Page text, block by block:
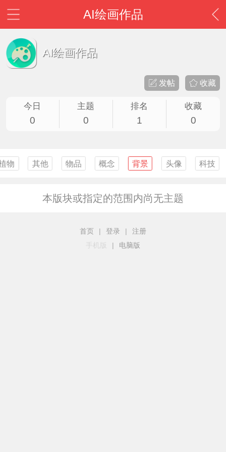
AI绘画作品
AI绘画作品
收藏
发帖
今日
0
主题
0
排名
1
收藏
0
物 其他 物品 概念 背景 头像 科技
本版块或指定的范围内尚无主题
首页 | 登录 |
注册
手机版
| 电脑版